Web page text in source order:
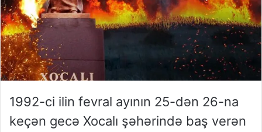
1992-ci ilin fevral ayının 25-dən 26-na
keçən gecə Xocalı şəhərində baş verən